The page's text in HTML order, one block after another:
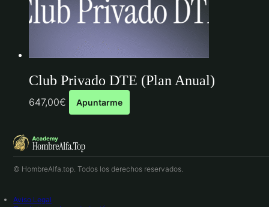
Club Privado DTE (Plan Anual)
647,00€ Apuntarme
© HombreAlfa.top. Todos los derechos reservados.
Aviso Legal